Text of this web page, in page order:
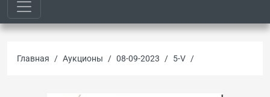
Главная Аукционы 08-09-2023 5-V